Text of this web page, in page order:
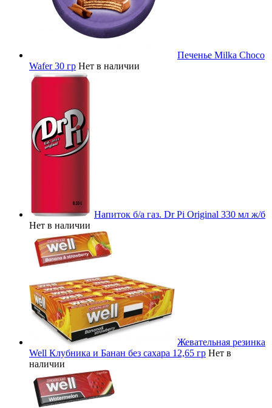
Печенье Milka Choco
Wafer 30 гр Нет в наличии
Напиток б/а газ. Dr Pi Original 330 мл ж/б
Нет в наличии
Жевательная резинка
Well Клубника и Банан без сахара 12,65 гр Нет в
наличии